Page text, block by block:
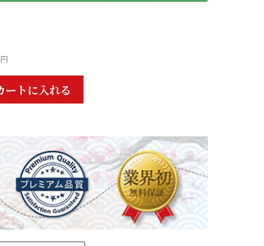
ートに入れる